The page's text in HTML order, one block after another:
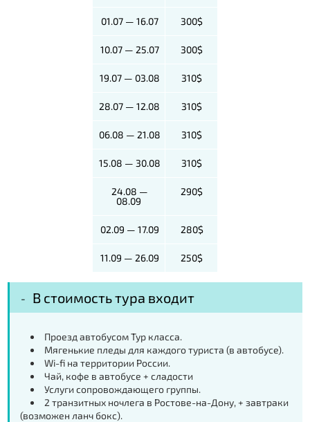
01.07 — 16.07 300$
10.07 — 25.07 300$
19.07 — 03.08 310$
28.07 — 12.08 310$
06.08 — 21.08 310$
15.08 — 30.08 310$
24.08 —
08.09
290$
02.09 — 17.09 280$
11.09 — 26.09 250$
В стоимость тура входит
Проезд автобусом Тур класса.
Мягенькие пледы для каждого туриста (в автобусе).
Wi-fi на территории России.
Чай, кофе в автобусе + сладости
Услуги сопровождающего группы.
2 транзитных ночлега в Ростове-на-Дону, + завтраки
(возможен ланч бокс).